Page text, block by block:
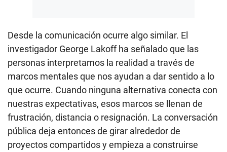
Desde la comunicación ocurre algo similar. El
investigador George Lakoff ha señalado que las
personas interpretamos la realidad a través de
marcos mentales que nos ayudan a dar sentido a lo
que ocurre. Cuando ninguna alternativa conecta con
nuestras expectativas, esos marcos se llenan de
frustración, distancia o resignación. La conversación
pública deja entonces de girar alrededor de
proyectos compartidos y empieza a construirse